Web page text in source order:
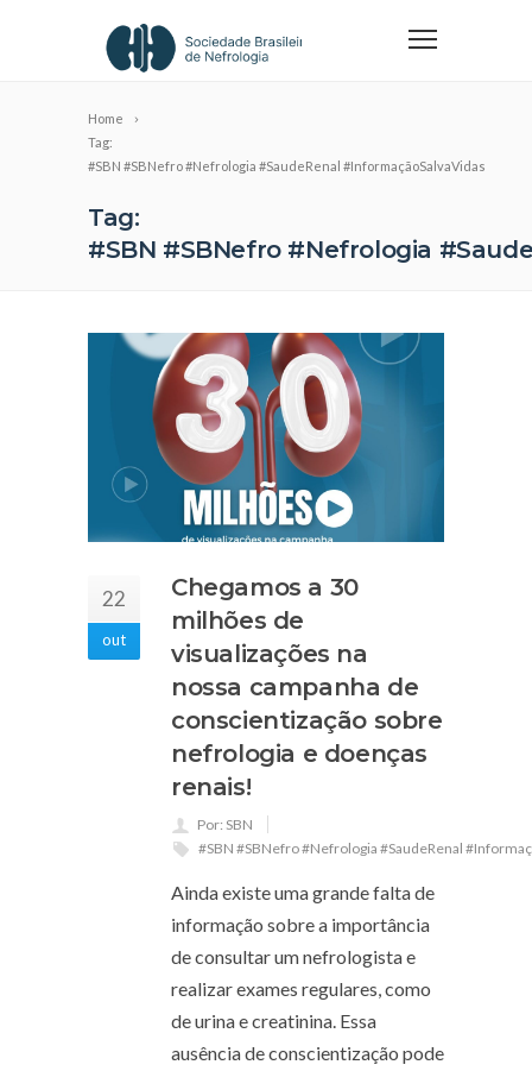
Home
Tag:
#SBN #SBNefro #Nefrologia #SaudeRenal #InformaçãoSalvaVidas
Tag:
#SBN #SBNefro #Nefrologia
22
out
Chegamos a 30
milhões de
visualizações na
nossa campanha de
conscientização sobre
nefrologia e doenças
renais!
Por: SBN
#SBN #SBNefro #Nefrologia #SaudeRenal
Ainda existe uma grande falta de
informação sobre a importância
de consultar um nefrologista e
realizar exames regulares, como
de urina e creatinina. Essa
ausência de conscientização pode